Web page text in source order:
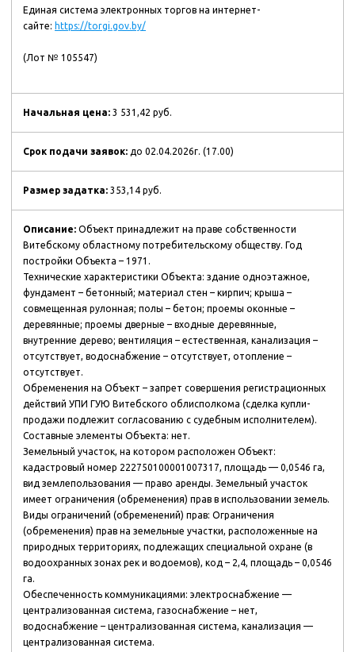
Единая система электронных торгов на интернет-
сайте: https://torgi.gov.by/
(Лот № 105547)
Начальная цена: 3 531,42 руб.
Срок подачи заявок: до 02.04.2026г. (17.00)
Размер задатка: 353,14 руб.
Описание: Объект принадлежит на праве собственности
Витебскому областному потребительскому обществу. Год
постройки Объекта – 1971.
Технические характеристики Объекта: здание одноэтажное,
фундамент – бетонный; материал стен – кирпич; крыша –
совмещенная рулонная; полы – бетон; проемы оконные –
деревянные; проемы дверные – входные деревянные,
внутренние дерево; вентиляция – естественная, канализация –
отсутствует, водоснабжение – отсутствует, отопление –
отсутствует.
Обременения на Объект – запрет совершения регистрационных
действий УПИ ГУЮ Витебского облисполкома (сделка купли-
продажи подлежит согласованию с судебным исполнителем).
Составные элементы Объекта: нет.
Земельный участок, на котором расположен Объект:
кадастровый номер 222750100001007317, площадь — 0,0546 га,
вид землепользования — право аренды. Земельный участок
имеет ограничения (обременения) прав в использовании земель.
Виды ограничений (обременений) прав: Ограничения
(обременения) прав на земельные участки, расположенные на
природных территориях, подлежащих специальной охране (в
водоохранных зонах рек и водоемов), код – 2,4, площадь – 0,0546
га.
Обеспеченность коммуникациями: электроснабжение —
централизованная система, газоснабжение – нет,
водоснабжение – централизованная система, канализация —
централизованная система.